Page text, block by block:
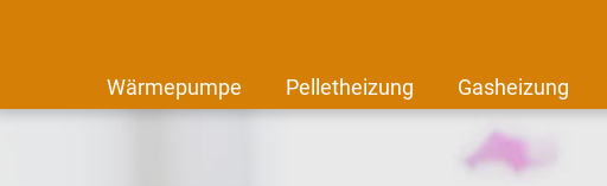
Wärmepumpe Pelletheizung Gasheizung